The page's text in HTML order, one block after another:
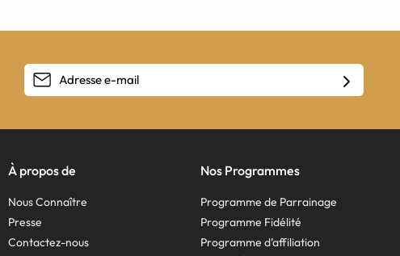
À propos de
Nous Connaître
Presse
Contactez-nous
Nos Programmes
Programme de Parrainage
Programme Fidélité
Programme d’affiliation